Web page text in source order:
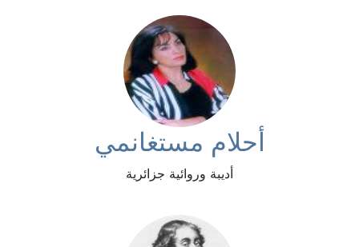
أحلام مستغانمي
أديبة وروائية جزائرية